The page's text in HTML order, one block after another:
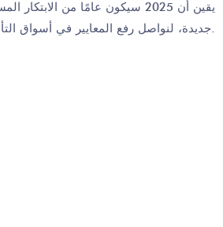
يقين أن 2025 سيكون عامًا من
جديدة، لنواصل رفع المعايير في أسواق التأمين في المنطقة.